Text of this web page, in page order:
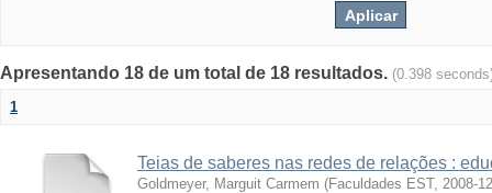
Apresentando 18 de um total de 18 resultados. (0.398
1
Teias de saberes nas redes de relações :
Goldmeyer, Marguit Carmem (Faculdades EST, 2008-